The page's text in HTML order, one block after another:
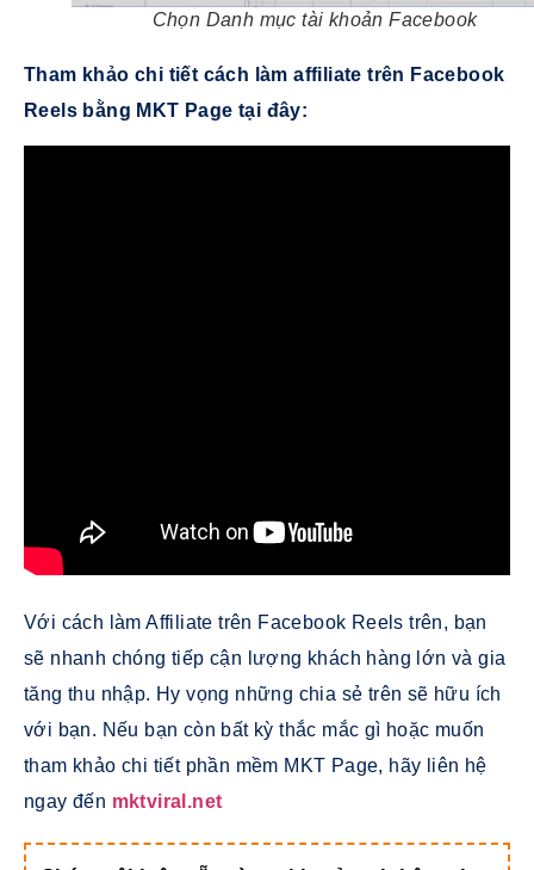
Chọn Danh mục tài khoản Facebook
Tham khảo chi tiết cách làm affiliate trên Facebook
Reels bằng MKT Page tại đây:
Với cách làm Affiliate trên Facebook Reels trên, bạn
sẽ nhanh chóng tiếp cận lượng khách hàng lớn và gia
tăng thu nhập. Hy vọng những chia sẻ trên sẽ hữu ích
với bạn. Nếu bạn còn bất kỳ thắc mắc gì hoặc muốn
tham khảo chi tiết phần mềm MKT Page, hãy liên hệ
ngay đến mktviral.net